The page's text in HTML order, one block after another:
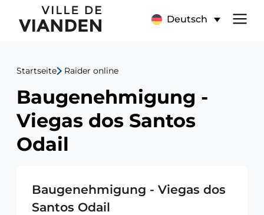
Baugenehmigung
Viegas
dos
Santos
Odail
Deutsch
Hauptnavigationsmenü
Startseite Raider online
Baugenehmigung -
Viegas dos Santos
Odail
Baugenehmigung - Viegas dos
Santos Odail